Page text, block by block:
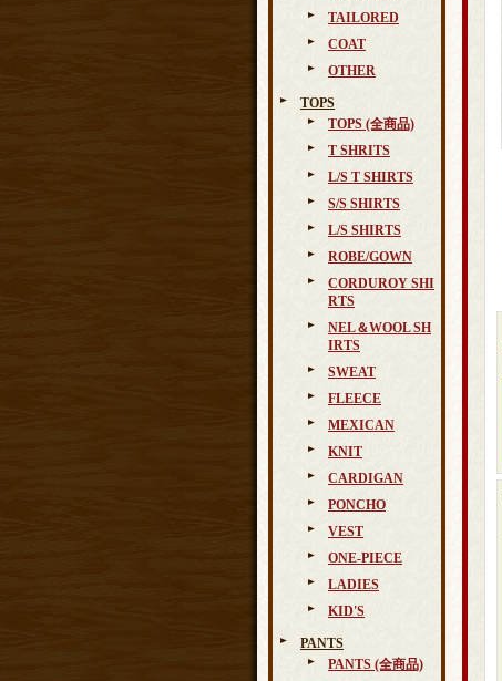
TAILORED
COAT
OTHER
TOPS
TOPS (全商品)
T SHRITS
L/S T SHIRTS
S/S SHIRTS
L/S SHIRTS
ROBE/GOWN
CORDUROY SHI
RTS
NEL＆WOOL SH
IRTS
SWEAT
FLEECE
MEXICAN
KNIT
CARDIGAN
PONCHO
VEST
ONE-PIECE
LADIES
KID'S
PANTS
PANTS (全商品)